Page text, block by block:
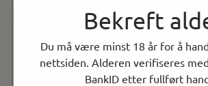
Bekreft
Du må være minst 18 år for å
nettsiden. Alderen verifiseres
BankID etter fullført
Anbefalt i miks: 15-20%
Smak av kraftig tobakk